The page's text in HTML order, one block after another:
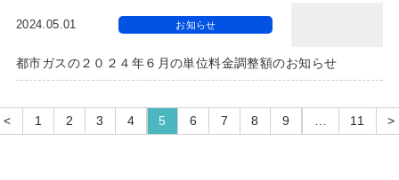
2024.05.01 お知らせ
都市ガスの２０２４年６月の単位料金調整額のお知らせ
< 1 2 3 4 5 6 7 8 9 11 >